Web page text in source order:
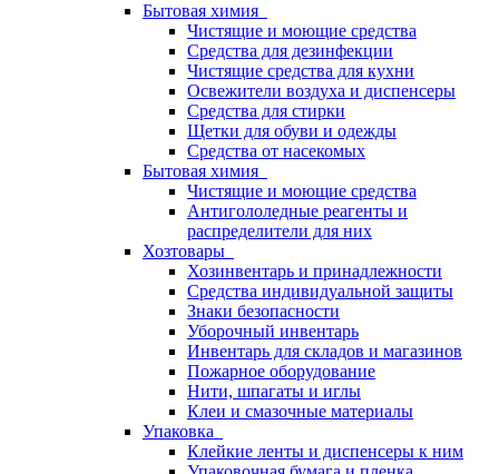
Бытовая химия
Чистящие и моющие средства
Средства для дезинфекции
Чистящие средства для кухни
Освежители воздуха и диспенсеры
Средства для стирки
Щетки для обуви и одежды
Средства от насекомых
Бытовая химия
Чистящие и моющие средства
Антигололедные реагенты и
распределители для них
Хозтовары
Хозинвентарь и принадлежности
Средства индивидуальной защиты
Знаки безопасности
Уборочный инвентарь
Инвентарь для складов и магазинов
Пожарное оборудование
Нити, шпагаты и иглы
Клеи и смазочные материалы
Упаковка
Клейкие ленты и диспенсеры к ним